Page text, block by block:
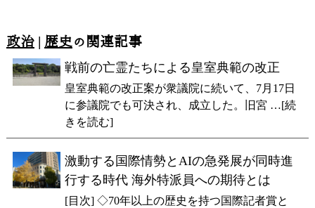
政治| 歴史の関連記事
戦前の亡霊たちによる皇室典範の改正
皇室典範の改正案が衆議院に続いて、7月17日
に参議院でも可決され、成立した。旧宮 …[続
きを読む]
激動する国際情勢とAIの急発展が同時進
行する時代 海外特派員への期待とは
[目次] ◇70年以上の歴史を持つ国際記者賞と